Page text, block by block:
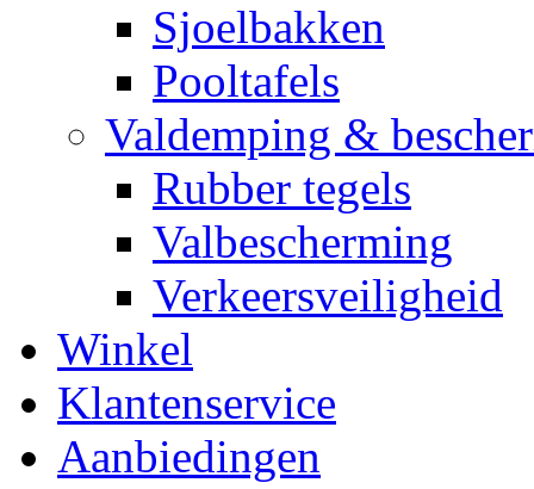
Sjoelbakken
Pooltafels
Valdemping &
Rubber tegels
Valbescherming
Verkeersveiligheid
Winkel
Klantenservice
Aanbiedingen